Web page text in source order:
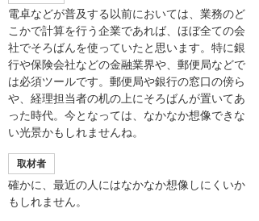
電卓などが普及する以前においては、業務のど
こかで計算を行う企業であれば、ほぼ全ての会
社でそろばんを使っていたと思います。特に銀
行や保険会社などの金融業界や、郵便局などで
は必須ツールです。郵便局や銀行の窓口の傍ら
や、経理担当者の机の上にそろばんが置いてあ
った時代。今となっては、なかなか想像できな
い光景かもしれませんね。
取材者
確かに、最近の人にはなかなか想像しにくいか
もしれません。